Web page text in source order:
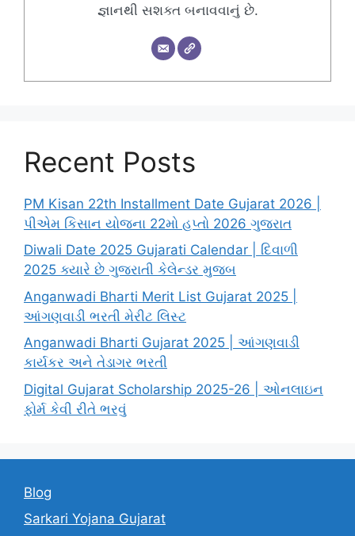
જ્ઞાનથી સશક્ત બનાવવાનું છે.
Recent Posts
PM Kisan 22th Installment Date Gujarat 2026 |
પીએમ કિસાન યોજના 22મો હપ્તો 2026 ગુજરાત
Diwali Date 2025 Gujarati Calendar | દિવાળી
2025 ક્યારે છે ગુજરાતી કેલેન્ડર મુજબ
Anganwadi Bharti Merit List Gujarat 2025 |
આંગણવાડી ભરતી મેરીટ લિસ્ટ
Anganwadi Bharti Gujarat 2025 | આંગણવાડી
કાર્યકર અને તેડાગર ભરતી
Digital Gujarat Scholarship 2025-26 | ઓનલાઇન
ફોર્મ કેવી રીતે ભરવું
Blog
Sarkari Yojana Gujarat